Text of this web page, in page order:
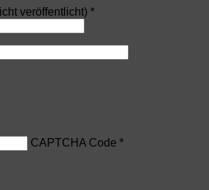
veröffentlicht) *
CAPTCHA Code *